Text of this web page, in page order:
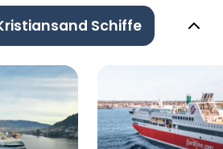
Schiffe